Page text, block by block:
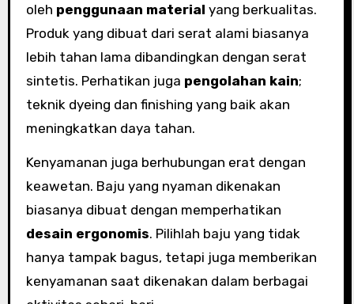
oleh penggunaan material yang berkualitas.
Produk yang dibuat dari serat alami biasanya
lebih tahan lama dibandingkan dengan serat
sintetis. Perhatikan juga pengolahan kain;
teknik dyeing dan finishing yang baik akan
meningkatkan daya tahan.
Kenyamanan juga berhubungan erat dengan
keawetan. Baju yang nyaman dikenakan
biasanya dibuat dengan memperhatikan
desain ergonomis. Pilihlah baju yang tidak
hanya tampak bagus, tetapi juga memberikan
kenyamanan saat dikenakan dalam berbagai